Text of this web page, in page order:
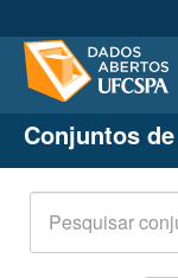
Conjuntos de
Organizações
Grupos
Sobre
Conjuntos